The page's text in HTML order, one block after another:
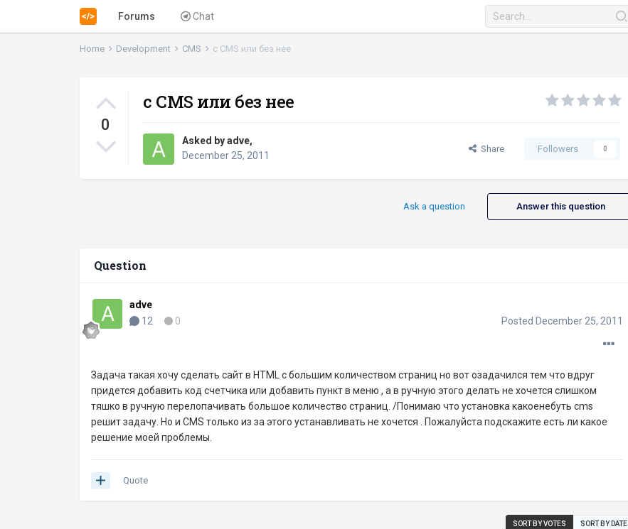
Forums Chat
Home Development CMS с CMS или без нее
0
с CMS или без нее
Asked byadve,
December 25, 2011
Share Followers 0
Answer this question
Ask a question
Question
adve
12
0 Posted December 25, 2011
Задача такая хочу сделать сайт в HTML с большим количеством страниц но вот озадачился тем что вдруг
придется добавить код счетчика или добавить пункт в меню , а в ручную этого делать не хочется слишком
тяшко в ручную перелопачивать большое количество страниц. /Понимаю что установка какоенебуть cms
решит задачу. Но и CMS только из за этого устанавливать не хочется . Пожалуйста подскажите есть ли какое
решение моей проблемы.
Quote
SORT BY VOTES SORT BY DATE